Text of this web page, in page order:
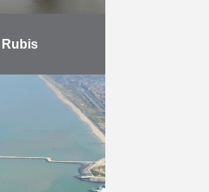
d’un
HK en 2009
et …